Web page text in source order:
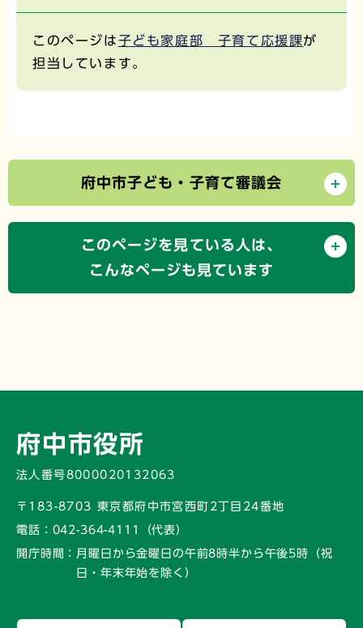
このページは子ども家庭部 子育て応援課が
担当しています。
府中市子ども・子育て審議会
このページを見ている人は、
こんなページも見ています
府中市役所
法人番号8000020132063
〒183-8703 東京都府中市宮西町2丁目24番地
電話： 042-364-4111（代表）
開庁時間： 月曜日から金曜日の午前8時半から午後5時 （祝
日・年末年始を除く）